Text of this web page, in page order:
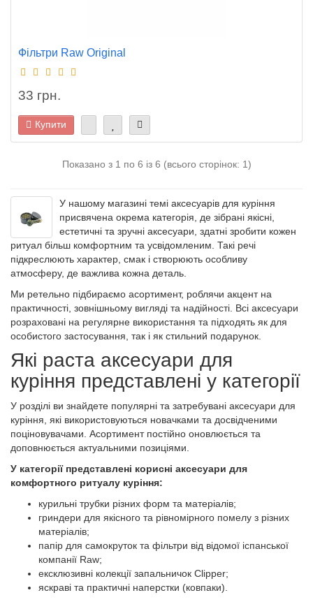
Фільтри Raw Original
33 грн.
Купити
Показано з 1 по 6 із 6 (всього сторінок: 1)
У нашому магазині темі аксесуарів для куріння
присвячена окрема категорія, де зібрані якісні,
естетичні та зручні аксесуари, здатні зробити кожен
ритуал більш комфортним та усвідомленим. Такі речі
підкреслюють характер, смак і створюють особливу
атмосферу, де важлива кожна деталь.
Ми ретельно підбираємо асортимент, роблячи акцент на
практичності, зовнішньому вигляді та надійності. Всі аксесуари
розраховані на регулярне використання та підходять як для
особистого застосування, так і як стильний подарунок.
Які раста аксесуари для
куріння представлені у категорії
У розділі ви знайдете популярні та затребувані аксесуари для
куріння, які використовуються новачками та досвідченими
поціновувачами. Асортимент постійно оновлюється та
доповнюється актуальними позиціями.
У категорії представлені корисні аксесуари для
комфортного ритуалу куріння:
курильні трубки різних форм та матеріалів;
гриндери для якісного та рівномірного помелу з різних
матеріалів;
папір для самокруток та фільтри від відомої іспанської
компанії Raw;
ексклюзивні колекції запальничок Clipper;
яскраві та практичні наперстки (ковпаки).